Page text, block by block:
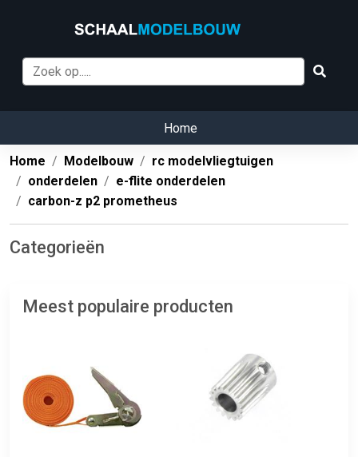
Home
Home Modelbouw
rc modelvliegtuigen
onderdelen
e-flite onderdelen
carbon-z p2 prometheus
Categorieën
Meest populaire producten